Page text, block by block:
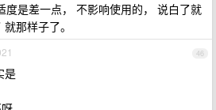
度是差一点， 不影响使用的， 说白了就
那样子了。
46
是